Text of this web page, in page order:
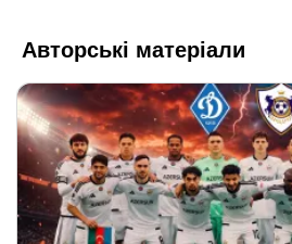
Авторські матеріали